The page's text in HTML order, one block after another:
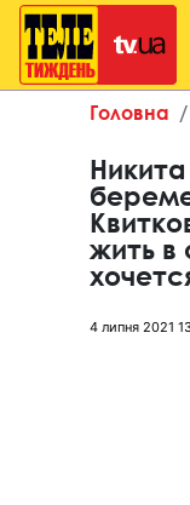
Головна
жить в
4 липня 2021